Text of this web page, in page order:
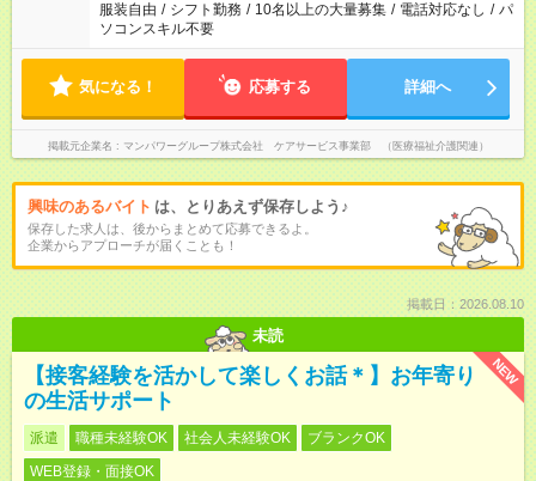
服装自由 / シフト勤務 / 10名以上の大量募集 / 電話対応なし / パ
ソコンスキル不要
気になる！ 応募する 詳細へ
掲載元企業名 マンパワーグループ株式会社 ケアサービス事業部 （医療福祉介護関連）
興味のあるバイト は、とりあえず保存しよう♪
保存した求人は、後からまとめて応募できるよ。
企業からアプローチが届くことも！
掲載日：2026.08.10
未読
NEW
【接客経験を活かして楽しくお話＊】お年寄り
の生活サポート
派遣 職種未経験OK 社会人未経験OK
ブランクOK
WEB登録・面接OK